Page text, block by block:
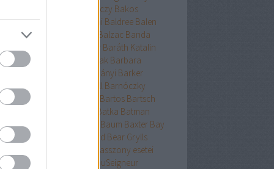
Bakóczy Bakos
krimik
Baldini Baldree Balen
ErikaBallard Balzac Banda
Bán Mór Baráth Katalin
Viktória
Barátnak tartalak Barbara
Bárkányi Barker
Barnard Barnhill Barnóczky
Barreau Bartos Bartsch
Batka Batman
Bauer Baum Baxter Bay
Bazterrica Beard Bear Grylls
Beatrice Hyde-Clare kisasszony esetei
Williams
BeauSeigneur